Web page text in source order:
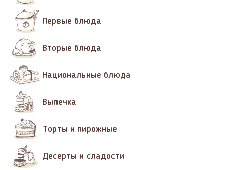
Первые блюда
Вторые блюда
Национальные блюда
Выпечка
Торты и пирожные
Десерты и сладости